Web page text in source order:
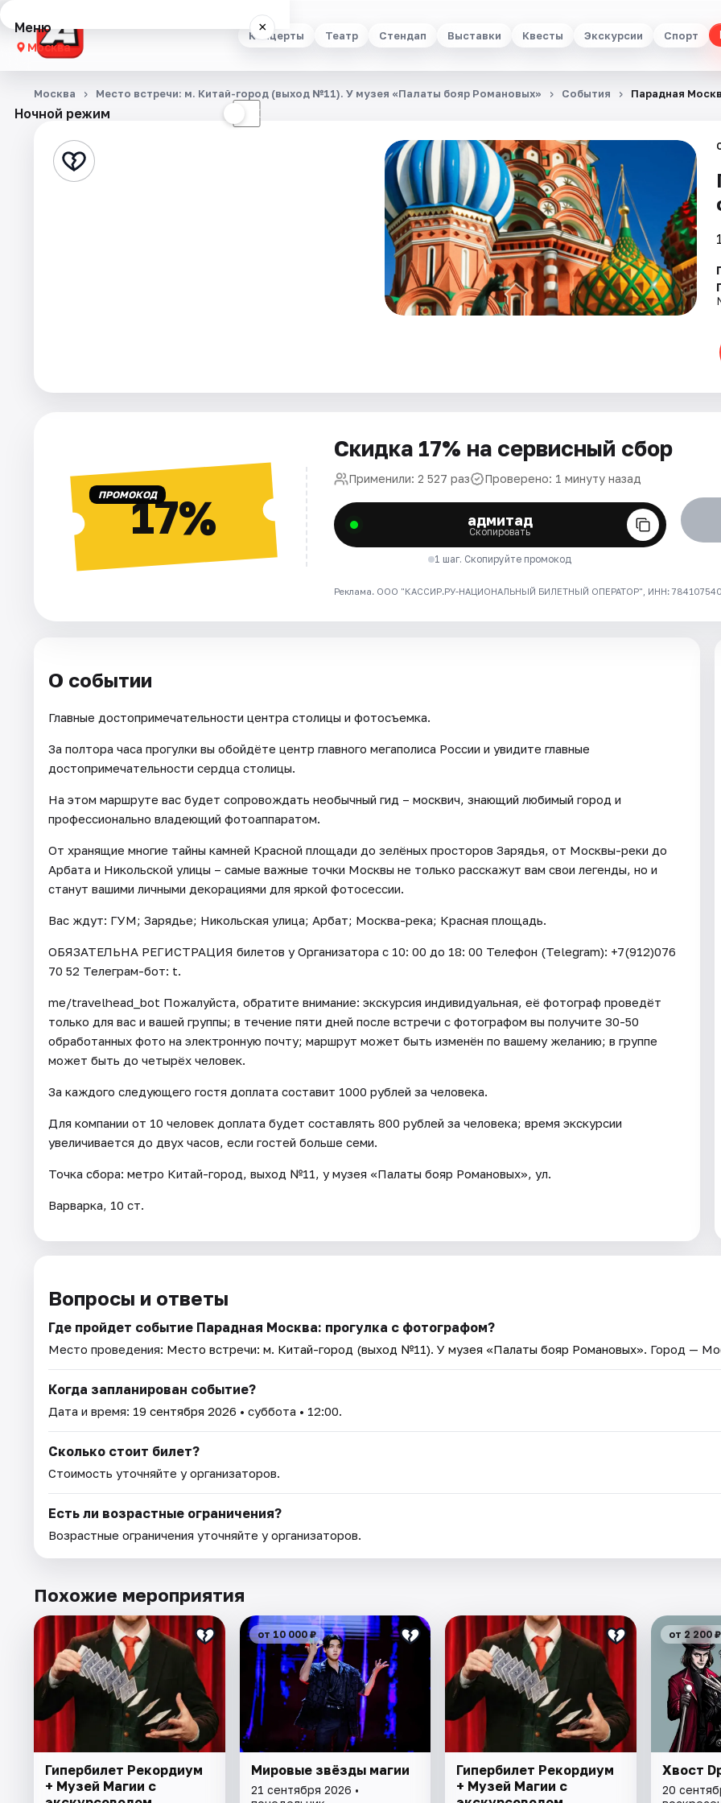
Концерты Театр Стендап Выставки Квесты Экскурсии Спорт
Меню ×
Москва
Концерты
Стендап
Артисты
Рейтинги
Ночной режим ☾
Москва Место встречи: м. Китай-город (выход №11). У музея «Палаты бояр Романовых» События Парадная
ПРОМОКОД17%
Скидка 17% на сервисный сбор
Применили: 2 527 раз Проверено: 1 минуту назад
адмитад
Скопировать
1 шаг. Скопируйте промокод
Реклама. ООО "КАССИР.РУ-НАЦИОНАЛЬНЫЙ БИЛЕТНЫЙ ОПЕРАТОР", ИНН: 7841075409
О событии
Главные достопримечательности центра столицы и фотосъемка.
За полтора часа прогулки вы обойдёте центр главного мегаполиса России и увидите главные
достопримечательности сердца столицы.
На этом маршруте вас будет сопровождать необычный гид – москвич, знающий любимый город и
профессионально владеющий фотоаппаратом.
От хранящие многие тайны камней Красной площади до зелёных просторов Зарядья, от Москвы-реки до
Арбата и Никольской улицы – самые важные точки Москвы не только расскажут вам свои легенды, но и
станут вашими личными декорациями для яркой фотосессии.
Вас ждут: ГУМ; Зарядье; Никольская улица; Арбат; Москва-река; Красная площадь.
ОБЯЗАТЕЛЬНА РЕГИСТРАЦИЯ билетов у Организатора c 10: 00 до 18: 00 Телефон (Telegram): +7(912)076
70 52 Телеграм-бот: t.
me/travelhead_bot Пожалуйста, обратите внимание: экскурсия индивидуальная, её фотограф проведёт
только для вас и вашей группы; в течение пяти дней после встречи с фотографом вы получите 30-50
обработанных фото на электронную почту; маршрут может быть изменён по вашему желанию; в группе
может быть до четырёх человек.
За каждого следующего гостя доплата составит 1000 рублей за человека.
Для компании от 10 человек доплата будет составлять 800 рублей за человека; время экскурсии
увеличивается до двух часов, если гостей больше семи.
Точка сбора: метро Китай-город, выход №11, у музея «Палаты бояр Романовых», ул.
Варварка, 10 ст.
Вопросы и ответы
Где пройдет событие Парадная Москва: прогулка с фотографом?
Место проведения: Место встречи: м. Китай-город (выход №11). У музея «Палаты бояр Романовых». Город —
Когда запланирован событие?
Дата и время: 19 сентября 2026 • суббота • 12:00.
Сколько стоит билет?
Стоимость уточняйте у организаторов.
Есть ли возрастные ограничения?
Возрастные ограничения уточняйте у организаторов.
Похожие мероприятия
Гипербилет Рекордиум
+ Музей Магии с
от 10 000 ₽
Мировые звёзды магии
21 сентября 2026 •
Гипербилет Рекордиум
+ Музей Магии с
от 2 200 ₽
Хвост
20